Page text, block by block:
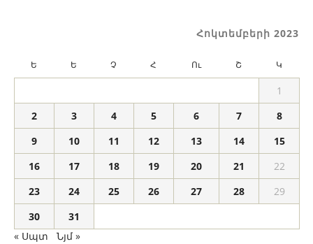
Հոկտեմբերի 2023
Ե Ե Չ Հ Ու Շ Կ
1
2
3 4 5 6 7
8
9
10 11 12 13 14
15
16
17 18 19 20 21
22
23
24 25 26 27 28
29
30
31
« Սպտ
Նյմ »